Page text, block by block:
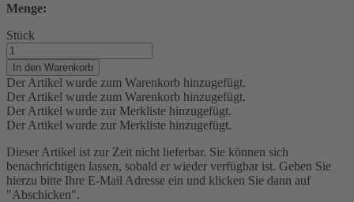
Menge:
Stück
In den Warenkorb
Der Artikel wurde zum Warenkorb hinzugefügt.
Der Artikel wurde zum Warenkorb hinzugefügt.
Der Artikel wurde zur Merkliste hinzugefügt.
Der Artikel wurde zur Merkliste hinzugefügt.
Dieser Artikel ist zur Zeit nicht lieferbar. Sie können sich
benachrichtigen lassen, sobald er wieder verfügbar ist. Geben Sie
hierzu bitte Ihre E-Mail Adresse ein und klicken Sie dann auf
"Abschicken".